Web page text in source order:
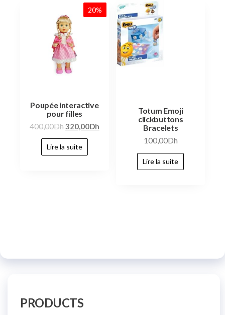
20%
Poupée interactive
pour filles
400,00Dh320,00Dh
Lire la suite
Totum Emoji
clickbuttons
Bracelets
100,00Dh
Lire la suite
PRODUCTS